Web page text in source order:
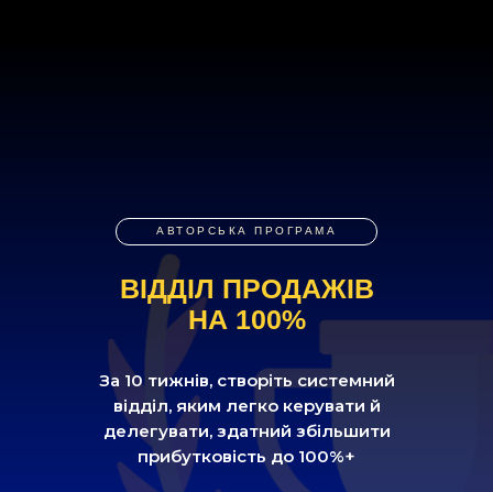
ВІДДІЛ ПРОДАЖІВ
НА 100%
За 10 тижнів, створіть системний
відділ, яким легко керувати й
делегувати, здатний збільшити
прибутковість до 100%+
АВТОРСЬКА ПРОГРАМА